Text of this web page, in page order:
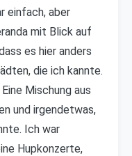
einfach, aber
mit Blick auf
es hier anders
die ich kannte.
Mischung aus
und irgendetwas,
Ich war
Hupkonzerte,